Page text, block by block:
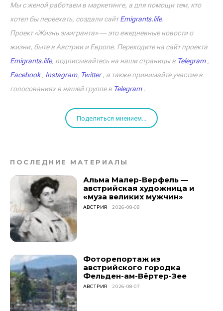
Мы с женой работаем в маркетинге, а для помощи тем, кто
хотел бы переехать, создали сайтEmigrants.life.
Проект «Жизнь эмигранта» ― это ежедневные новости о
жизни, быте в Австрии и Европе. Переходите на сайт проекта
Emigrants.life, подписывайтесь на наши страницы в Telegram,
Facebook, Instagram, Twitter, а также принимайте участие в
голосованиях в нашей группе в Telegram.
Поделиться мнением...
ПОСЛЕДНИЕ МАТЕРИАЛЫ
Альма Малер-Верфель —
австрийская художница и
«муза великих мужчин»
АВСТРИЯ 2026-08-08
Фоторепортаж из
австрийского городка
Фельден-ам-Вёртер-Зее
АВСТРИЯ 2026-08-07